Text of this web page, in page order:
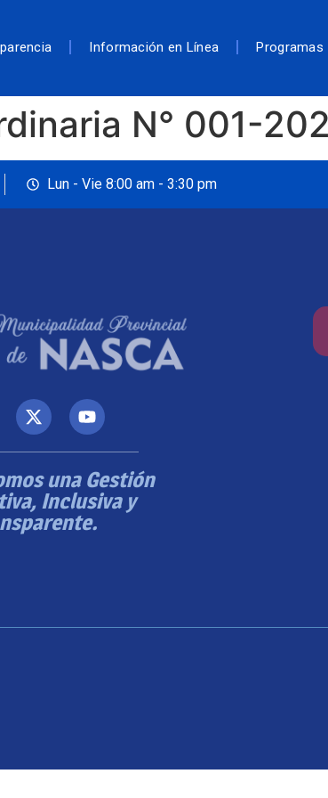
Información en Línea Programas
N° 001-
Lun - Vie 8:00 am - 3:30 pm
una Gestión
Inclusiva y